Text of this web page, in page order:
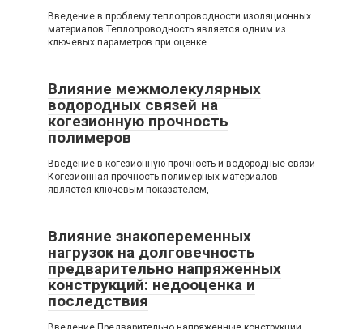
Введение в проблему теплопроводности изоляционных
материалов Теплопроводность является одним из
ключевых параметров при оценке
Влияние межмолекулярных
водородных связей на
когезионную прочность
полимеров
Введение в когезионную прочность и водородные связи
Когезионная прочность полимерных материалов
является ключевым показателем,
Влияние знакопеременных
нагрузок на долговечность
предварительно напряженных
конструкций: недооценка и
последствия